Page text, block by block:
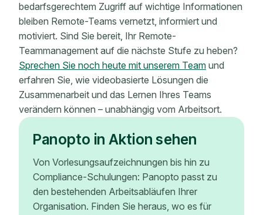
bedarfsgerechtem Zugriff auf wichtige Informationen
bleiben Remote-Teams vernetzt, informiert und
motiviert. Sind Sie bereit, Ihr Remote-
Teammanagement auf die nächste Stufe zu heben?
Sprechen Sie noch heute mit unserem Team und
erfahren Sie, wie videobasierte Lösungen die
Zusammenarbeit und das Lernen Ihres Teams
verändern können – unabhängig vom Arbeitsort.
Panopto in Aktion sehen
Von Vorlesungsaufzeichnungen bis hin zu
Compliance-Schulungen: Panopto passt zu
den bestehenden Arbeitsabläufen Ihrer
Organisation. Finden Sie heraus, wo es für